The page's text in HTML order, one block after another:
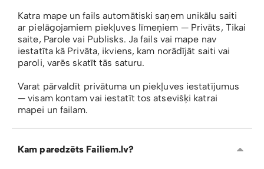
Katra mape un fails automātiski saņem unikālu saiti
ar pielāgojamiem piekļuves līmeņiem — Privāts, Tikai
saite, Parole vai Publisks. Ja fails vai mape nav
iestatīta kā Privāta, ikviens, kam norādījāt saiti vai
paroli, varēs skatīt tās saturu.
Varat pārvaldīt privātuma un piekļuves iestatījumus
— visam kontam vai iestatīt tos atsevišķi katrai
mapei un failam.
Kam paredzēts Failiem.lv?